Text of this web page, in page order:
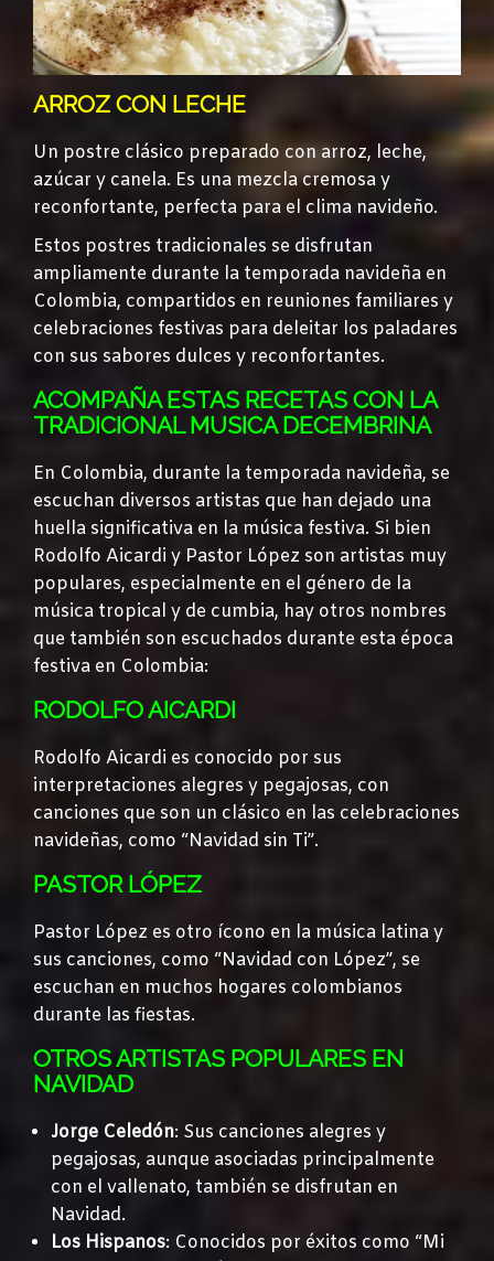
ARROZ CON LECHE
Un postre clásico preparado con arroz, leche,
azúcar y canela. Es una mezcla cremosa y
reconfortante, perfecta para el clima navideño.
Estos postres tradicionales se disfrutan
ampliamente durante la temporada navideña en
Colombia, compartidos en reuniones familiares y
celebraciones festivas para deleitar los paladares
con sus sabores dulces y reconfortantes.
ACOMPAÑA ESTAS RECETAS CON LA
TRADICIONAL MUSICA DECEMBRINA
En Colombia, durante la temporada navideña, se
escuchan diversos artistas que han dejado una
huella significativa en la música festiva. Si bien
Rodolfo Aicardi y Pastor López son artistas muy
populares, especialmente en el género de la
música tropical y de cumbia, hay otros nombres
que también son escuchados durante esta época
festiva en Colombia:
RODOLFO AICARDI
Rodolfo Aicardi es conocido por sus
interpretaciones alegres y pegajosas, con
canciones que son un clásico en las celebraciones
navideñas, como “Navidad sin Ti”.
PASTOR LÓPEZ
Pastor López es otro ícono en la música latina y
sus canciones, como “Navidad con López”, se
escuchan en muchos hogares colombianos
durante las fiestas.
OTROS ARTISTAS POPULARES EN
NAVIDAD
Jorge Celedón: Sus canciones alegres y
pegajosas, aunque asociadas principalmente
con el vallenato, también se disfrutan en
Navidad.
Los Hispanos: Conocidos por éxitos como “Mi